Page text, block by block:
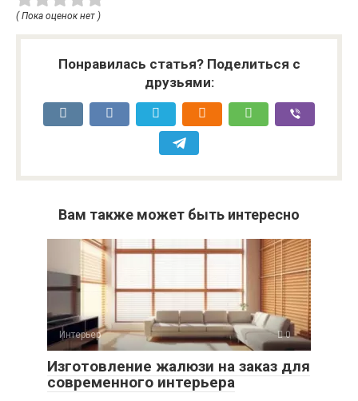
( Пока оценок нет )
Понравилась статья? Поделиться с
друзьями:
Вам также может быть интересно
Интерьер 0
Изготовление жалюзи на заказ для
современного интерьера